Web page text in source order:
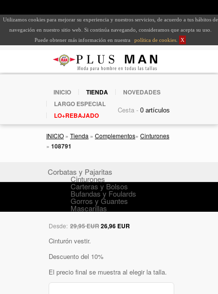
Utilizamos cookies para mejorar su experiencia y nuestros servicios, de acuerdo a tus hábitos de
navegación en nuestro sitio web. Si continúa navegando, consideramos que acepta su uso.
Puede obtener más información en nuestra
política de cookies X
INICIO TIENDA
NOVEDADES
LARGO ESPECIAL
LO+REBAJADO
Cesta -
INICIO » Tienda » Complementos» Cinturones
» 108791
Corbatas y Pajaritas
Cinturones
Carteras y Bolsos
Bufandas y Foulards
Gorros y Guantes
Mascarillas
Desde: 29,95 EUR26,96 EUR
Cinturón vestir.
Descuento del 10%
El precio final se muestra al elegir la talla.